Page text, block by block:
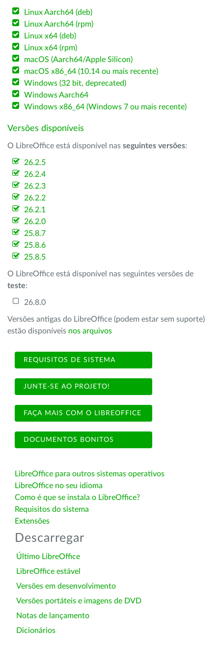
Linux Aarch64 (deb)
Linux Aarch64 (rpm)
Linux x64 (deb)
Linux x64 (rpm)
macOS (Aarch64/Apple Silicon)
macOS x86_64 (10.14 ou mais recente)
Windows (32 bit, deprecated)
Windows Aarch64
Windows x86_64 (Windows 7 ou mais recente)
Versões disponíveis
O LibreOffice está disponível nas seguintes versões:
26.2.5
26.2.4
26.2.3
26.2.2
26.2.1
26.2.0
25.8.7
25.8.6
25.8.5
O LibreOffice está disponível nas seguintes versões de
teste:
26.8.0
Versões antigas do LibreOffice (podem estar sem suporte)
estão disponíveis nos arquivos
REQUISITOS DE SISTEMA
JUNTE-SE AO PROJETO!
FAÇA MAIS COM O LIBREOFFICE
DOCUMENTOS BONITOS
LibreOffice para outros sistemas operativos
LibreOffice no seu idioma
Como é que se instala o LibreOffice?
Requisitos do sistema
Extensões
Descarregar
Último LibreOffice
LibreOffice estável
Versões em desenvolvimento
Versões portáteis e imagens de DVD
Notas de lançamento
Dicionários